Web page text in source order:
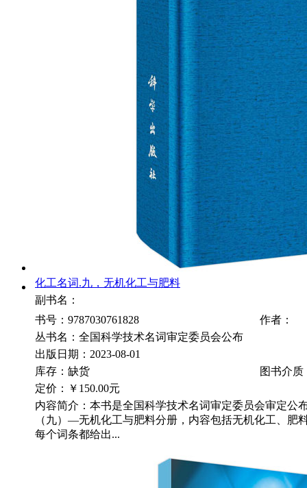
化工名词.九，无机化工与肥料
副书名：
书号：9787030761828
作者：
丛书名：全国科学技术名词审定委员会公布
出版日期：2023-08-01
库存：缺货
图书介质
定价：
￥150.00元
内容简介：本书是全国科学技术名词审定委员会审定公
（九）—无机化工与肥料分册，内容包括无机化工、肥
每个词条都给出...